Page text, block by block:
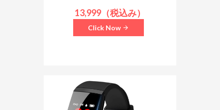
13,999（税込み）
Click Now